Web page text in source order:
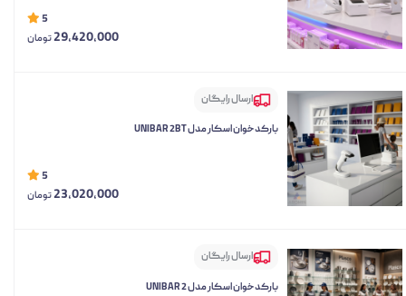
5
29,420,000تومان
ارسال رایگان
بارکدخوان اسکار مدل UNIBAR 2BT
5
23,020,000تومان
ارسال رایگان
بارکدخوان اسکار مدل UNIBAR 2